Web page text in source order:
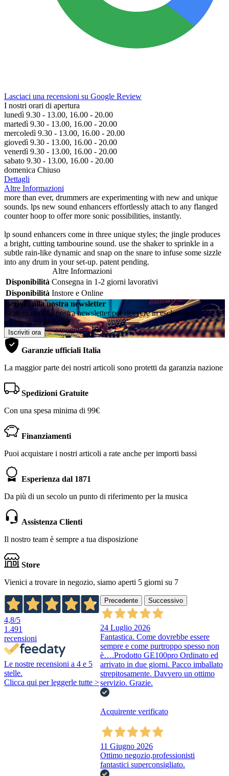
Lasciaci una recensioni su Google Review
I nostri orari di apertura
lunedì 9.30 - 13.00, 16.00 - 20.00
martedì 9.30 - 13.00, 16.00 - 20.00
mercoledì 9.30 - 13.00, 16.00 - 20.00
giovedì 9.30 - 13.00, 16.00 - 20.00
venerdì 9.30 - 13.00, 16.00 - 20.00
sabato 9.30 - 13.00, 16.00 - 20.00
domenica Chiuso
Dettagli
Altre Informazioni
more than ever, drummers are experimenting with new and unique
sounds. lps new sound enhancers effortlessly attach to any flanged
counter hoop to offer more sonic possibilities, instantly.
lp sound enhancers come in three unique styles; the jingle produces
a bright, cutting tambourine sound. use the shaker to sprinkle in a
subtle rain-like dynamic and snap on the snare to infuse some sizzle
into any drum in your set-up. patent pending.
Altre Informazioni
Disponibilità Consegna in 1-2 giorni lavorativi
Disponibilità Instore e Online
Iscriviti alla nostra newsletter
Iscriviti ora alla nostra newsletter per ricevere in esclusiva le
promozioni dedicate
Iscriviti ora
Garanzie ufficiali Italia
La maggior parte dei nostri articoli sono protetti da garanzia nazione
Spedizioni Gratuite
Con una spesa minima di 99€
Finanziamenti
Puoi acquistare i nostri articoli a rate anche per importi bassi
Esperienza dal 1871
Da più di un secolo un punto di riferimento per la musica
Assistenza Clienti
Il nostro team è sempre a tua disposizione
Store
Vienici a trovare in negozio, siamo aperti 5 giorni su 7
4,8/5
1.491
recensioni
Le nostre recensioni a 4 e 5
stelle.
Clicca qui per leggerle tutte >
Precedente Successivo
24 Luglio 2026
Fantastica. Come dovrebbe essere
sempre e come purtroppo spesso non
è….Prodotto GE100pro Ordinato ed
arrivato in due giorni. Pacco imballato
strepitosamente. Davvero un ottimo
servizio. Grazie.
Acquirente verificato
11 Giugno 2026
Ottimo negozio,professionisti
fantastici superconsigliato.